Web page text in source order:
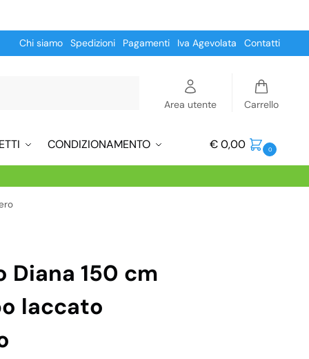
Chi siamo Spedizioni Pagamenti Iva Agevolata Contatti
Area utente Carrello
CONDIZIONAMENTO €0,00 0
Diana 150 cm
laccato